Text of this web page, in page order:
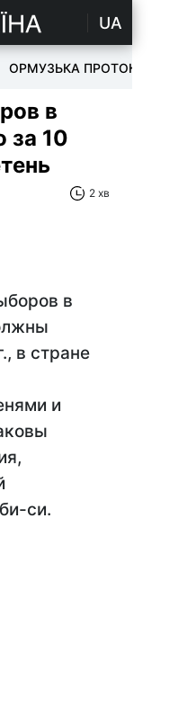
UA
ОРМУЗЬКА ПРОТОКА
в
за 10
2 хв
в
в стране
и
си.